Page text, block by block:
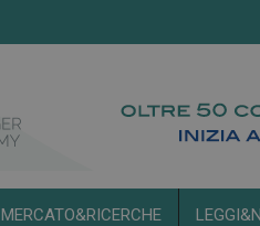
MERCATO&RICERCHE